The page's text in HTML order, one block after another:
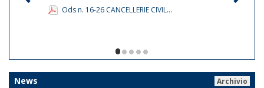
Ods n. 16-26 CANCELLERIE CIVIL...
1/5
News
Archivio